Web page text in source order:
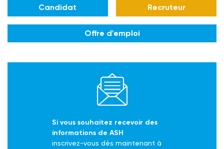
Candidat Recruteur
Offre d'emploi
Si vous souhaitez recevoir des
informations de ASH
inscrivez-vous dès maintenant à